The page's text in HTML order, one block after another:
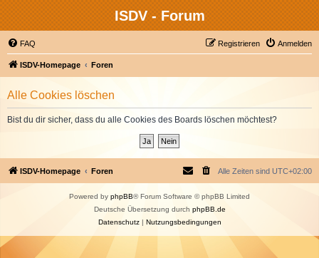
ISDV - Forum
FAQ Anmelden
Registrieren
ISDV-Homepage Foren
Alle Cookies löschen
Bist du dir sicher, dass du alle Cookies des Boards löschen möchtest?
ISDV-Homepage Foren Alle Zeiten sind UTC+02:00
Powered by phpBB® Forum Software © phpBB Limited
Deutsche Übersetzung durch phpBB.de
Datenschutz| Nutzungsbedingungen